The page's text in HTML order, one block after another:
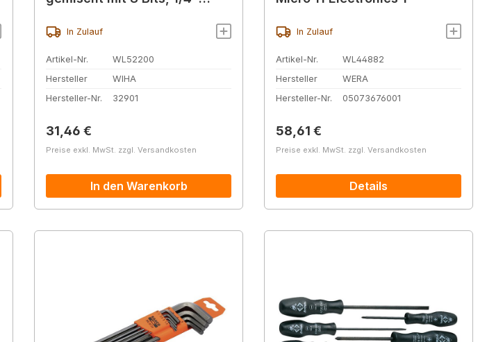
In Zulauf
Artikel-Nr.
WL52200
Hersteller
WIHA
Hersteller-Nr.
32901
Regulärer Preis:
31,46 €
Preise exkl. MwSt. zzgl. Versandkosten
In den Warenkorb
In Zulauf
Artikel-Nr.
WL44882
Hersteller
WERA
Hersteller-Nr.
05073676001
Regulärer Preis:
58,61 €
Preise exkl. MwSt. zzgl. Versandkosten
Details